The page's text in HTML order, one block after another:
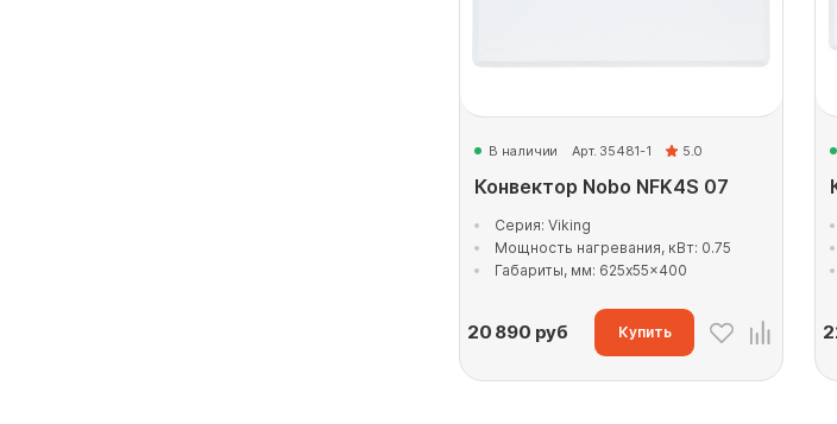
В наличии Арт. 35481-1 5.0
Конвектор Nobo NFK4S 07
Серия: Viking
Мощность нагревания, кВт: 0.75
Габариты, мм: 625x55x400
20 890 руб Купить